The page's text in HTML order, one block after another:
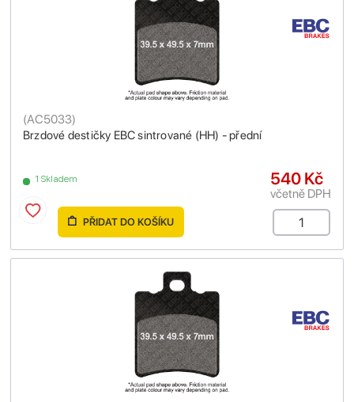
Brzdové destičky EBC sintrované (HH) - přední
(AC5033)
1 Skladem 540 Kč
včetně DPH
PŘIDAT DO KOŠÍKU